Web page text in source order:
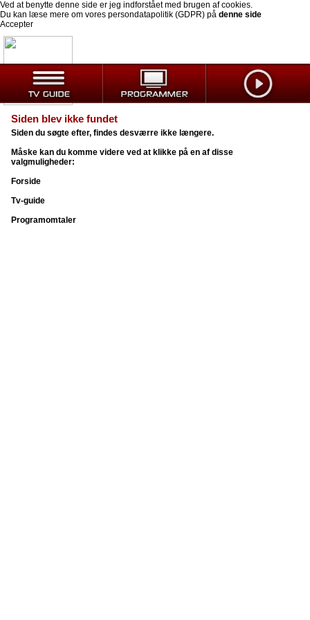
Ved at benytte denne side er jeg indforstået med brugen af cookies.
Du kan læse mere om vores persondatapolitik (GDPR) på denne side
Accepter
Siden blev ikke fundet
Siden du søgte efter, findes desværre ikke længere.
Måske kan du komme videre ved at klikke på en af disse
valgmuligheder:
Forside
Tv-guide
Programomtaler